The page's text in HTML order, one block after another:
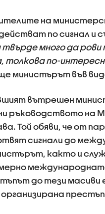
на
по сигнал и
много да
толкова по-
министърът във
вътрешен
ръководството на
Той обяви, че от
сигнали до
както и
до тези